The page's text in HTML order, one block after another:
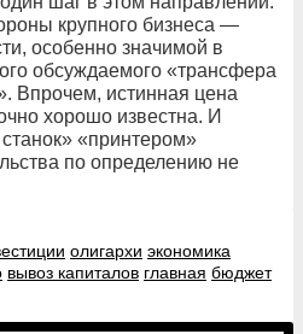
крупного бизнеса —
особенно значимой в
обсуждаемого «трансфера
Впрочем, истинная цена
хорошо известна. И
«принтером»
по определению не
олигархи экономика
вывоз капиталов главная бюджет